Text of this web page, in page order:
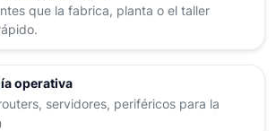
que la fabrica, planta o el taller
operativa
servidores, periféricos para la